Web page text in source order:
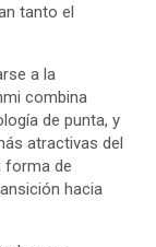
tanto el
a la
combina
de punta, y
atractivas del
forma de
hacia